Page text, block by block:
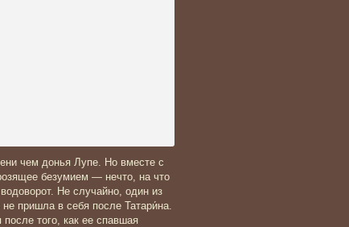
чем донья Лупе. Но вместе с
безумием — нечто, на что
Не случайно, один из
пришла в себя после Татари́на.
того, как ее спавшая